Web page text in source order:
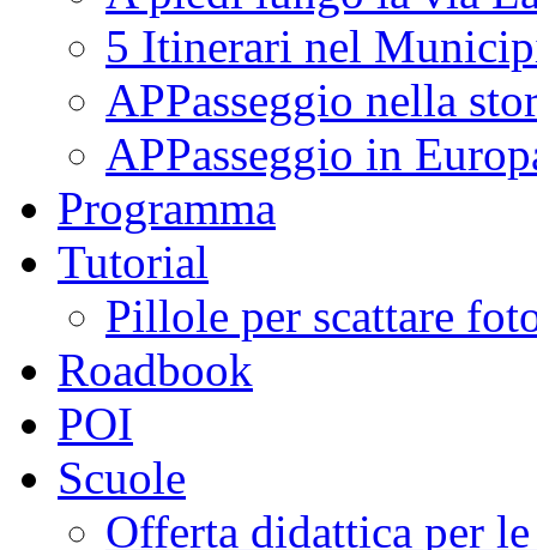
5 Itinerari nel
APPasseggio nella
APPasseggio in
Programma
Tutorial
Pillole per scattare
Roadbook
POI
Scuole
Offerta didattica per